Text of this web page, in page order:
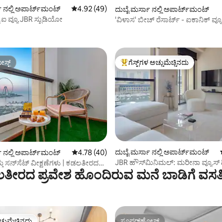
44 ವಿಮರ್ಶೆಗಳು
ನಲ್ಲಿ ಅಪಾರ್ಟ್‌ಮಂಟ್ 5 ರಲ್ಲಿ 4.92 ಸರಾಸರಿ ರೇಟಿಂಗ್, 49 ವಿಮರ್ಶೆಗಳು
4.92 (49)
ಐ ವ್ಯೂ JBR ಸ್ಟುಡಿಯೋ
ದುಬೈ ಮರ್ಸಾ ನಲ್ಲಿ ಅಪಾರ್ಟ್‌ಮಂಟ್
'ವಿಳಾಸ' ಬೀಚ್ ರೆಸಾರ್ಟ್ - ಐಕಾನಿಕ್ ವ್ಯೂ
13 ವಿಮರ್ಶೆಗಳು
ನಲ್ಲಿ ಅಪಾರ್ಟ್‌ಮಂಟ್ 5 ರಲ್ಲಿ 4.78 ಸರಾಸರಿ ರೇಟಿಂಗ್, 40 ವಿಮರ್ಶೆಗಳು
4.78 (40)
ಸನ್‌ಸೆಟ್ ವೀಕ್ಷಣೆಗಳು | ಕಡಲತೀರದ
& ಪೂಲ್
ಗೆಸ್ಟ್‌ಗಳಿಗೆ ಅತಿ ಹೆಚ್ಚು ಅಚ್ಚುಮೆಚ್ಚಿನದು
ಗೆಸ್ಟ್‌ಗಳ ಅಚ್ಚುಮೆಚ್ಚಿನದು
ದುಬೈ ಮರ್ಸಾ ನಲ್ಲಿ ಅಪಾರ್ಟ್‌ಮಂಟ್
JBR ಹೌಸ್‌ಮಿನಿಮಲ್: ಮರೀನಾ ವ್ಯೂಸ್
ಸಂಪೂರ್ಣ ಸಜ್ಜುಗೊಳಿಸಿದ 1BR
ಪ್ರವೇಶ ಹೊಂದಿರುವ ಮನೆ ಬಾಡಿಗೆ